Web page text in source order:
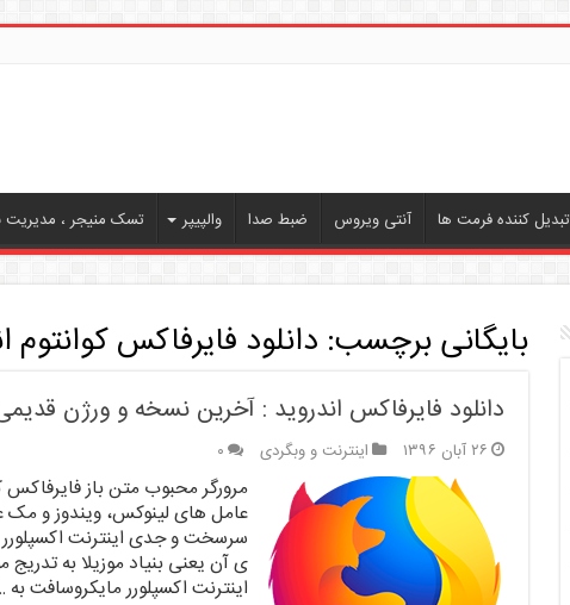
تبدیل کننده فرمت ها آنتی ویروس ضبط صدا والپیپر تسک منیجر ، مدیریت
بایگانی برچسب: دانلود فایرفاکس کوانتوم
دانلود فایرفاکس اندروید : آخرین نسخه و ورژن
۲۶ آبان ۱۳۹۶ اینترنت و وبگردی ۰
مرورگر محبوب متن باز
عامل های لینوکس، ویندوز و مک
سرسخت و جدی اینترنت
ی آن یعنی بنیاد موزیلا به
اینترنت اکسپلورر مایکروسافت به